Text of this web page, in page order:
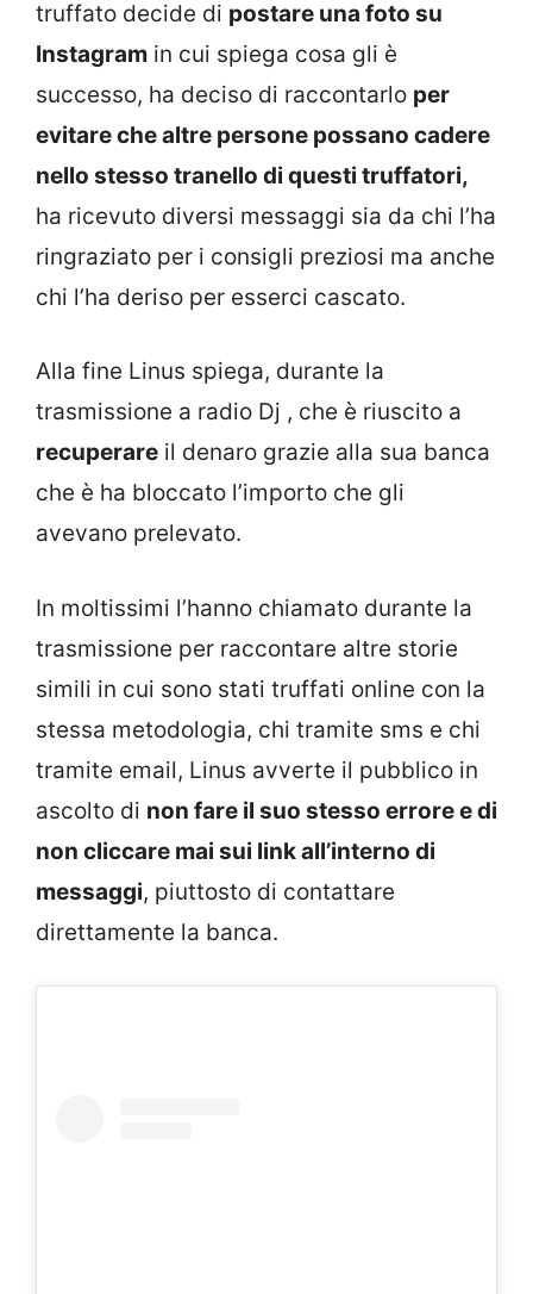
truffato decide di postare una foto su
Instagram in cui spiega cosa gli è
successo, ha deciso di raccontarlo per
evitare che altre persone possano cadere
nello stesso tranello di questi truffatori,
ha ricevuto diversi messaggi sia da chi l’ha
ringraziato per i consigli preziosi ma anche
chi l’ha deriso per esserci cascato.
Alla fine Linus spiega, durante la
trasmissione a radio Dj , che è riuscito a
recuperare il denaro grazie alla sua banca
che è ha bloccato l’importo che gli
avevano prelevato.
In moltissimi l’hanno chiamato durante la
trasmissione per raccontare altre storie
simili in cui sono stati truffati online con la
stessa metodologia, chi tramite sms e chi
tramite email, Linus avverte il pubblico in
ascolto di non fare il suo stesso errore e di
non cliccare mai sui link all’interno di
messaggi, piuttosto di contattare
direttamente la banca.